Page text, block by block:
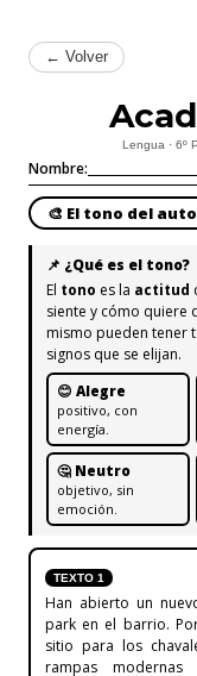
← Volver
Lengua · 6º
Nombre:
🎨 El tono del
📌 ¿Qué es el tono?
El tono es la actitud
siente y cómo quiere
mismo pueden tener
signos que se elijan.
😊 Alegre
positivo, con
energía.
🤔 Neutro
objetivo, sin
emoción.
TEXTO 1
Han abierto un
park en el barrio.
sitio para los
rampas